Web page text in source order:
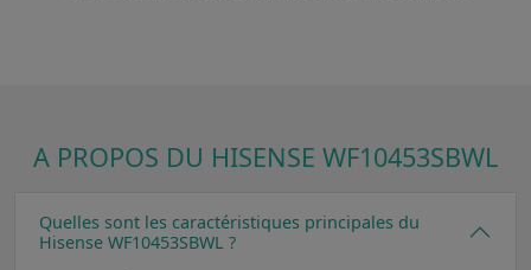
A PROPOS DU HISENSE WF10453SBWL
Quelles sont les caractéristiques principales du
Hisense WF10453SBWL ?